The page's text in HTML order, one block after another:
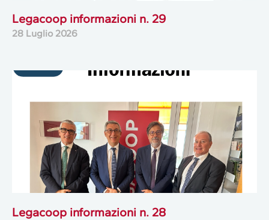
Legacoop informazioni n. 29
28 Luglio 2026
Legacoop informazioni n. 28